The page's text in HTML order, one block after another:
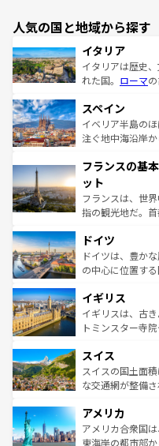
人気の国と地域から探す
イタリア
イタリアは歴史
れた国。 ローマ
ろん、トスカー
景など、自然景
ピザやパスタな
ませてくれるイ
なお、新着のイタ
しい。
スペイン
イベリア半島の
注ぐ地中海沿岸
文化が根付くこ
れる闘牛、そし
る。首都マドリ
アートに溢れた
せる。地方によ
ンテンツ一覧を
フランスの基
ット
フランスは、世
指の観光地だ。
で、幅広い魅力
聖堂、美しいビ
から魅了する。
いる。シャンパ
香り高いラベン
らに、パリ以外
れる地方に足を
きる
を参照してほしい
ドイツ
ドイツは、豊か
の中心に位置す
顔を持つこの国
ルリンの文化的
してライン川沿
は、お酒好きな人には
ドイツ情報はコ
イギリス
イギリスは、古
トミンスター寺
リアごとに異な
ティー、ビール
戦など、本場だ
ンツ一覧を参照し
スイス
スイスの国土面
な交通網が整備
の建物がそのま
博物館もあり、
ことができる。
アメリカ
アメリカ合衆国
東海岸の都市部